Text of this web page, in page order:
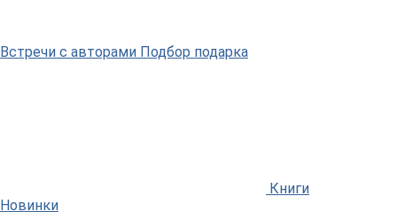
Встречи с авторами Подбор подарка
Книги
Новинки